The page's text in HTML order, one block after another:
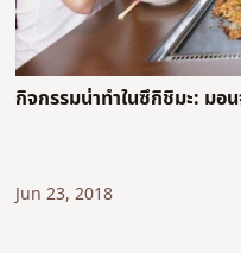
กิจกรรมน่าทำในซึกิชิมะ: มอ
Jun 23, 2018